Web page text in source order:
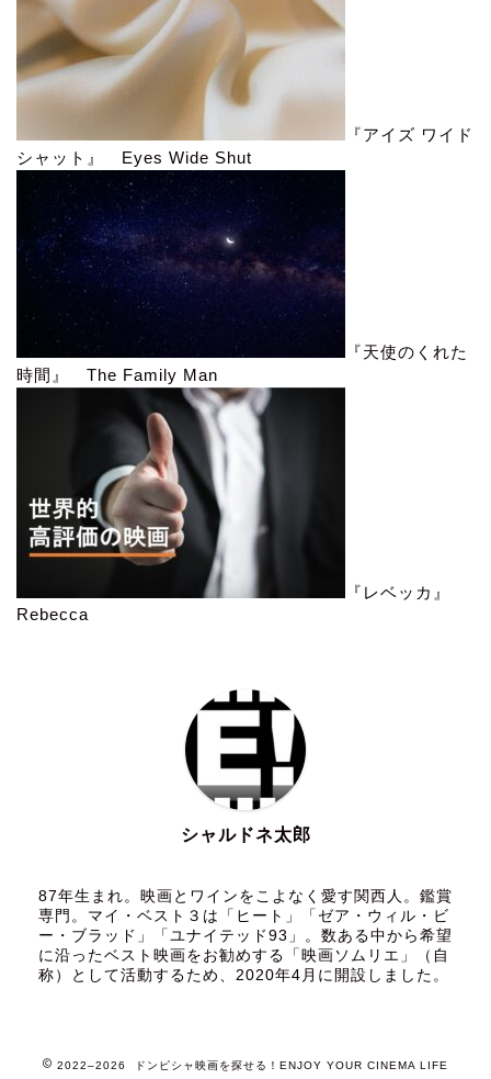
『アイズ ワイド
シャット』 Eyes Wide Shut
『天使のくれた
時間』 The Family Man
『レベッカ』
Rebecca
シャルドネ太郎
87年生まれ。映画とワインをこよなく愛す関西人。鑑賞
専門。マイ・ベスト３は「ヒート」「ゼア・ウィル・ビ
ー・ブラッド」「ユナイテッド93」。数ある中から希望
に沿ったベスト映画をお勧めする「映画ソムリエ」（自
称）として活動するため、2020年4月に開設しました。
2022–2026 ドンピシャ映画を探せる！ENJOY YOUR CINEMA LIFE